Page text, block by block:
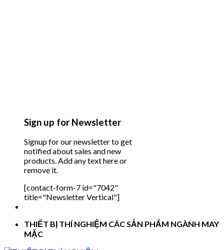
Sign up for Newsletter
Signup for our newsletter to get
notified about sales and new
products. Add any text here or
remove it.
[contact-form-7 id="7042"
title="Newsletter Vertical"]
THIẾT BỊ THÍ NGHIỆM CÁC SẢN PHẨM NGÀNH MAY
MẶC